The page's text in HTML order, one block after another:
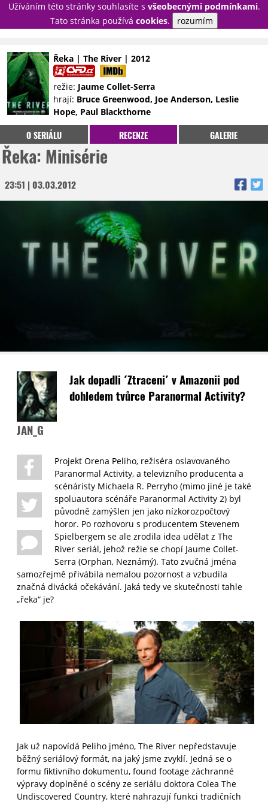
Užíváním této stránky souhlasíte s všeobecnými podmínkami.
Tato stránka používá cookies. rozumím
PŘIHLÁSIT
NOVINKY
TÉMATA
RECENZE
EPIZODY
KULT
TRAILERY
GALERIE
DISKUZE
STATISTIKY
TIRÁŽ
Řeka | The River | 2012
režie: Jaume Collet-Serra
hrají: Bruce Greenwood, Joe Anderson, Leslie
Hope, Paul Blackthorne
O SERIÁLU RECENZE GALERIE
Řeka: Minisérie
23:51 | 03.03.2012
JAN_G
Jak dopadli ´Ztraceni´ v Amazonii pod
dohledem tvůrce Paranormal Activity?
Projekt Orena Peliho, režiséra oslavovaného
Paranormal Activity, a televizního producenta a
scénáristy Michaela R. Perryho (mimo jiné je také
spoluautora scénáře Paranormal Activity 2) byl
původně zamýšlen jen jako nízkorozpočtový
horor. Po rozhovoru s producentem Stevenem
Spielbergem se ale zrodila idea udělat z The
River seriál, jehož režie se chopí Jaume Collet-
Serra (Orphan, Neznámý). Tato zvučná jména
samozřejmě přivábila nemalou pozornost a vzbudila
značná divácká očekávání. Jaká tedy ve skutečnosti tahle
„řeka“ je?
Jak už napovídá Peliho jméno, The River nepředstavuje
běžný seriálový formát, na jaký jsme zvyklí. Jedná se o
formu fiktivního dokumentu, found footage záchranné
výpravy doplněné o scény ze seriálu doktora Colea The
Undiscovered Country, které nahrazují funkci tradičních